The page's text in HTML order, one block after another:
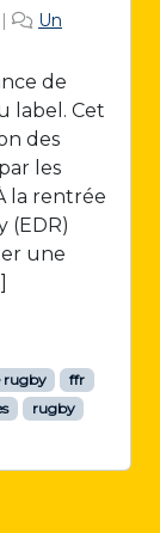
|
Un
de
label. Cet
des
les
la rentrée
(EDR)
une
rugby
ffr
rugby